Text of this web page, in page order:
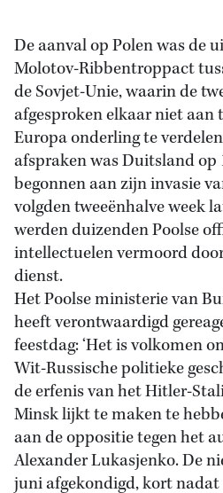
De aanval op Polen was de
Molotov-Ribbentroppact
de Sovjet-Unie, waarin de
afgesproken elkaar niet aan
Europa onderling te
afspraken was Duitsland op
begonnen aan zijn invasie
volgden tweeënhalve week
werden duizenden Poolse
intellectuelen vermoord
dienst.
Het Poolse ministerie van
heeft verontwaardigd
feestdag: ‘Het is volkomen
Wit-Russische politieke
de erfenis van het Hitler-
Minsk lijkt te maken te
aan de oppositie tegen het
Alexander Lukasjenko. De
juni afgekondigd, kort nadat